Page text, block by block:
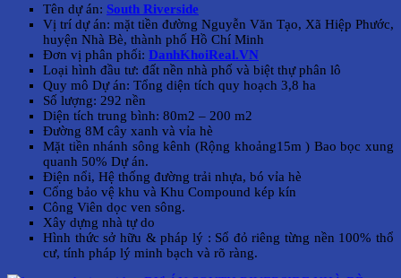
Tên dự án: South Riverside
Vị trí dự án: mặt tiền đường Nguyễn Văn Tạo, Xã Hiệp Phước,
huyện Nhà Bè, thành phố Hồ Chí Minh
Đơn vị phân phối: DanhKhoiReal.VN
Loại hình đầu tư: đất nền nhà phố và biệt thự phân lô
Quy mô Dự án: Tổng diện tích quy hoạch 3,8 ha
Số lượng: 292 nền
Diện tích trung bình: 80m2 – 200 m2
Đường 8M cây xanh và vỉa hè
Mặt tiền nhánh sông kênh (Rộng khoảng15m ) Bao bọc xung
quanh 50% Dự án.
Điện nổi, Hệ thống đường trải nhựa, bó vỉa hè
Cổng bảo vệ khu và Khu Compound kép kín
Công Viên dọc ven sông.
Xây dựng nhà tự do
Hình thức sở hữu & pháp lý : Sổ đỏ riêng từng nền 100% thổ
cư, tính pháp lý minh bạch và rõ ràng.